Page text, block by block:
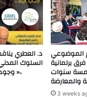
د. العطري
السلوك
وجودة العيش المشترك »،
الموضوعي
برلمانية
سنوات
3 weeks